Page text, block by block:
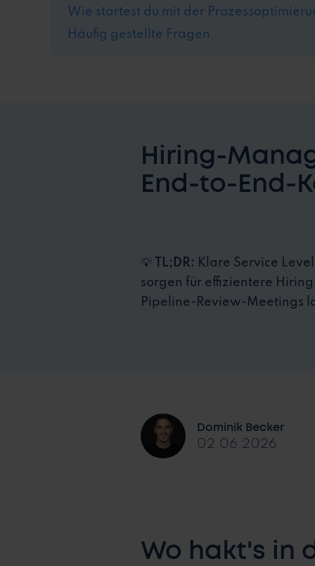
Wie startest du mit der
Häufig gestellte Fragen
Hiring-
End-to-End-
💡 TL;DR: Klare Service
sorgen für effizientere
Pipeline-Review-Meetings
Dominik Becker
02.06.2026
Wo hakt's in